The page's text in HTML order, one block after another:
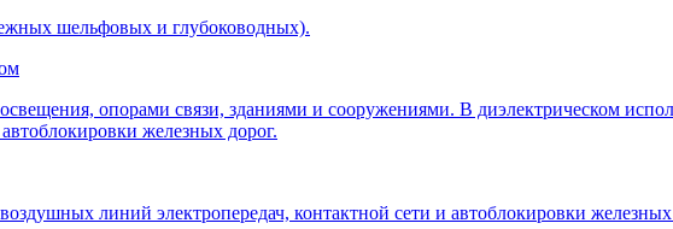
шельфовых и глубоководных).
опорами связи, зданиями и сооружениями. В диэлектрическом
железных дорог.
линий электропередач, контактной сети и автоблокировки